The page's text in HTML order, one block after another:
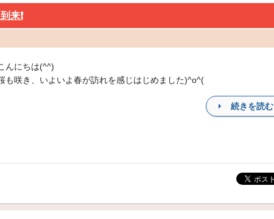
来❗️
んにちは(^^)
も咲き、いよいよ春が訪れを感じはじめました)^o^(
続きを読む